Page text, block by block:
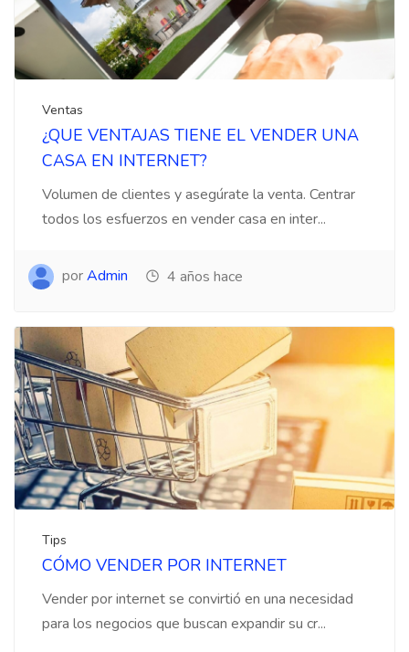
Ventas
¿QUE VENTAJAS TIENE EL VENDER UNA
CASA EN INTERNET?
Volumen de clientes y asegúrate la venta. Centrar
todos los esfuerzos en vender casa en inter...
porAdmin 4 años hace
Tips
CÓMO VENDER POR INTERNET
Vender por internet se convirtió en una necesidad
para los negocios que buscan expandir su cr...